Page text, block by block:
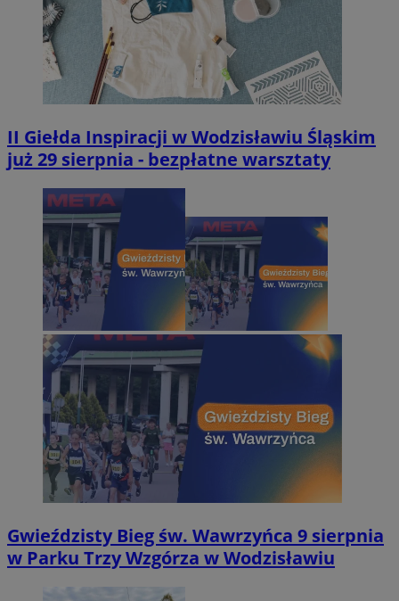
II Giełda Inspiracji w Wodzisławiu Śląskim
już 29 sierpnia - bezpłatne warsztaty
Gwieździsty Bieg św. Wawrzyńca 9 sierpnia
w Parku Trzy Wzgórza w Wodzisławiu